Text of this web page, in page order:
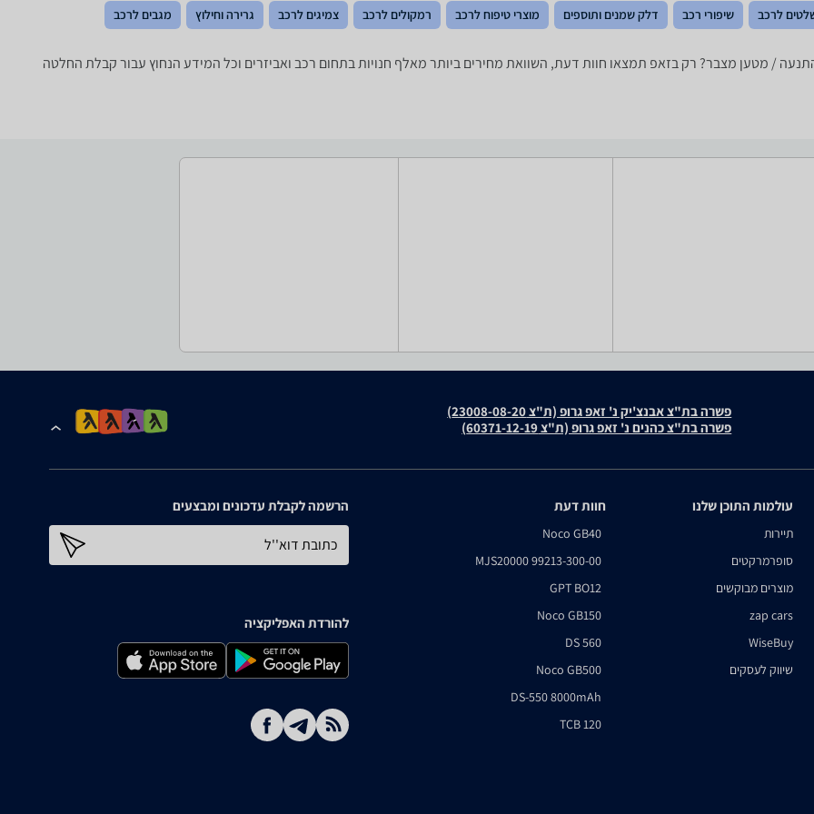
לרכב שיפורי רכב דלק שמנים ותוספים מוצרי טיפוח לרכב רמקולים לרכב צמיגים לרכב גרירה וחילוץ מגבים לרכב
‏1 -נמצאו 5 מוצרים. מחפש בוסטר להתנעה / מטען מצבר? רק בזאפ תמצאו חוות דעת, השוואת מחירים ביותר מאלף חנויות בתחום רכב ואביזרים וכל המידע הנחוץ עבור קבלת החלטה
פשרה בת"צ אבנצ'יק נ' זאפ גרופ (ת"צ 23008-08-20)
פשרה בת"צ כהנים נ' זאפ גרופ (ת"צ 60371-12-19)
עולמות התוכן שלנו
תיירות
סופרמרקטים
מוצרים מבוקשים
zap cars
WiseBuy
שיווק לעסקים
חוות דעת
Noco GB40
MJS20000 99213-300-00
GPT BO12
Noco GB150
DS 560
Noco GB500
DS-550 8000mAh
TCB 120
הרשמה לקבלת עדכונים ומבצעים
כתובת דוא''ל
להורדת האפליקציה